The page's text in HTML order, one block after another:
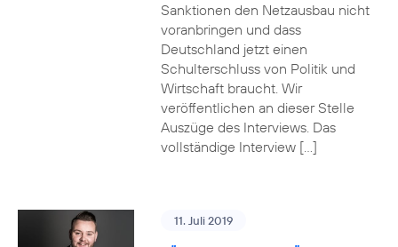
Sanktionen den Netzausbau nicht
voranbringen und dass
Deutschland jetzt einen
Schulterschluss von Politik und
Wirtschaft braucht. Wir
veröffentlichen an dieser Stelle
Auszüge des Interviews. Das
vollständige Interview […]
11. Juli 2019